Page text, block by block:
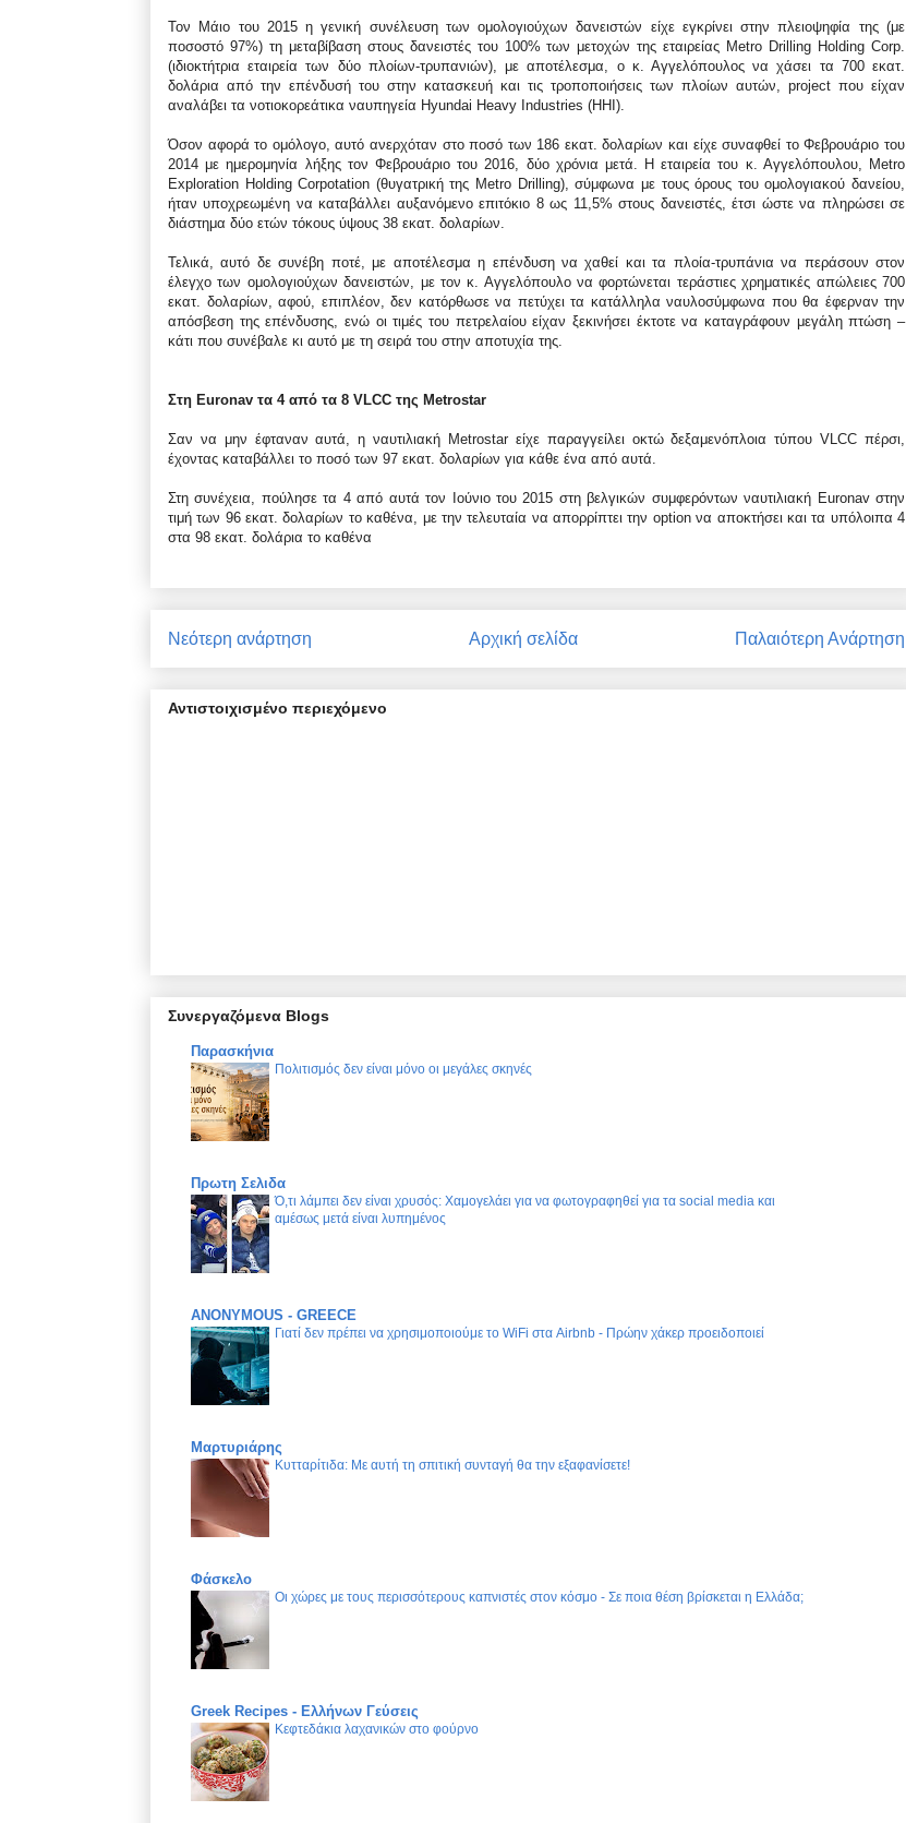
Τον Μάιο του 2015 η γενική συνέλευση των ομολογιούχων δανειστών είχε εγκρίνει στην πλειοψηφία της (με
ποσοστό 97%) τη μεταβίβαση στους δανειστές του 100% των μετοχών της εταιρείας Metro Drilling Holding Corp.
(ιδιοκτήτρια εταιρεία των δύο πλοίων-τρυπανιών), με αποτέλεσμα, ο κ. Αγγελόπουλος να χάσει τα 700 εκατ.
δολάρια από την επένδυσή του στην κατασκευή και τις τροποποιήσεις των πλοίων αυτών, project που είχαν
αναλάβει τα νοτιοκορεάτικα ναυπηγεία Hyundai Heavy Industries (HHI).
Όσον αφορά το ομόλογο, αυτό ανερχόταν στο ποσό των 186 εκατ. δολαρίων και είχε συναφθεί το Φεβρουάριο του
2014 με ημερομηνία λήξης τον Φεβρουάριο του 2016, δύο χρόνια μετά. Η εταιρεία του κ. Αγγελόπουλου, Metro
Exploration Holding Corpotation (θυγατρική της Metro Drilling), σύμφωνα με τους όρους του ομολογιακού δανείου,
ήταν υποχρεωμένη να καταβάλλει αυξανόμενο επιτόκιο 8 ως 11,5% στους δανειστές, έτσι ώστε να πληρώσει σε
διάστημα δύο ετών τόκους ύψους 38 εκατ. δολαρίων.
Τελικά, αυτό δε συνέβη ποτέ, με αποτέλεσμα η επένδυση να χαθεί και τα πλοία-τρυπάνια να περάσουν στον
έλεγχο των ομολογιούχων δανειστών, με τον κ. Αγγελόπουλο να φορτώνεται τεράστιες χρηματικές απώλειες 700
εκατ. δολαρίων, αφού, επιπλέον, δεν κατόρθωσε να πετύχει τα κατάλληλα ναυλοσύμφωνα που θα έφερναν την
απόσβεση της επένδυσης, ενώ οι τιμές του πετρελαίου είχαν ξεκινήσει έκτοτε να καταγράφουν μεγάλη πτώση –
κάτι που συνέβαλε κι αυτό με τη σειρά του στην αποτυχία της.
Στη Euronav τα 4 από τα 8 VLCC της Metrostar
Σαν να μην έφταναν αυτά, η ναυτιλιακή Metrostar είχε παραγγείλει οκτώ δεξαμενόπλοια τύπου VLCC πέρσι,
έχοντας καταβάλλει το ποσό των 97 εκατ. δολαρίων για κάθε ένα από αυτά.
Στη συνέχεια, πούλησε τα 4 από αυτά τον Ιούνιο του 2015 στη βελγικών συμφερόντων ναυτιλιακή Euronav στην
τιμή των 96 εκατ. δολαρίων το καθένα, με την τελευταία να απορρίπτει την option να αποκτήσει και τα υπόλοιπα 4
στα 98 εκατ. δολάρια το καθένα
Νεότερη ανάρτηση Παλαιότερη Ανάρτηση
Αρχική σελίδα
Αντιστοιχισμένο περιεχόμενο
Συνεργαζόμενα Blogs
Παρασκήνια
Πολιτισμός δεν είναι μόνο οι μεγάλες σκηνές
Πρωτη Σελιδα
Ό,τι λάμπει δεν είναι χρυσός: Χαμογελάει για να φωτογραφηθεί για τα social media και
αμέσως μετά είναι λυπημένος
ANONYMOUS - GREECE
Γιατί δεν πρέπει να χρησιμοποιούμε το WiFi στα Airbnb - Πρώην χάκερ προειδοποιεί
Μαρτυριάρης
Κυτταρίτιδα: Με αυτή τη σπιτική συνταγή θα την εξαφανίσετε!
Φάσκελο
Οι χώρες με τους περισσότερους καπνιστές στον κόσμο - Σε ποια θέση βρίσκεται η Ελλάδα;
Greek Recipes - Ελλήνων Γεύσεις
Κεφτεδάκια λαχανικών στο φούρνο